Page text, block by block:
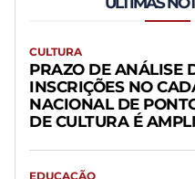
CULTURA
PRAZO DE ANÁLISE
INSCRIÇÕES NO
NACIONAL DE
DE CULTURA É
EDUCAÇÃO